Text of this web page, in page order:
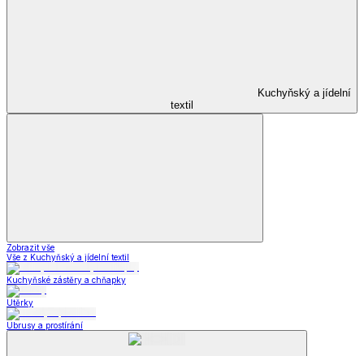
Kuchyňský a jídelní
textil
Zobrazit vše
Vše z Kuchyňský a jídelní textil
Kuchyňské zástěry a chňapky
Utěrky
Ubrusy a prostírání